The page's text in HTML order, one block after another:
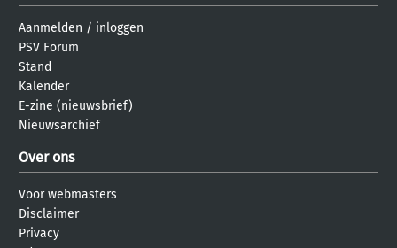
Aanmelden / inloggen
PSV Forum
Stand
Kalender
E-zine (nieuwsbrief)
Nieuwsarchief
Over ons
Voor webmasters
Disclaimer
Privacy